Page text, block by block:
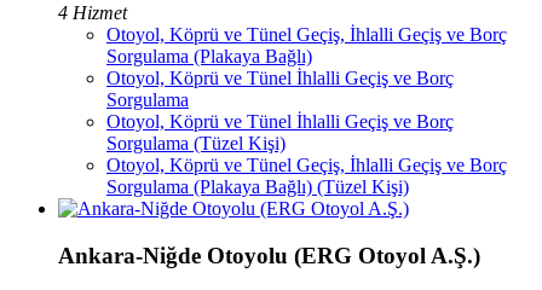
4 Hizmet
Otoyol, Köprü ve Tünel Geçiş, İhlalli Geçiş ve Borç
Sorgulama (Plakaya Bağlı)
Otoyol, Köprü ve Tünel İhlalli Geçiş ve Borç
Sorgulama
Otoyol, Köprü ve Tünel İhlalli Geçiş ve Borç
Sorgulama (Tüzel Kişi)
Otoyol, Köprü ve Tünel Geçiş, İhlalli Geçiş ve Borç
Sorgulama (Plakaya Bağlı) (Tüzel Kişi)
Ankara-Niğde Otoyolu (ERG Otoyol A.Ş.)